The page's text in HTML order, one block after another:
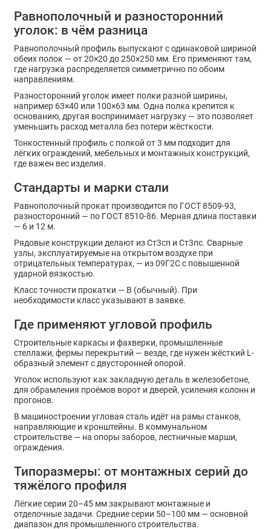
Равнополочный и разносторонний
уголок: в чём разница
Равнополочный профиль выпускают с одинаковой шириной
обеих полок — от 20×20 до 250×250 мм. Его применяют там,
где нагрузка распределяется симметрично по обоим
направлениям.
Разносторонний уголок имеет полки разной ширины,
например 63×40 или 100×63 мм. Одна полка крепится к
основанию, другая воспринимает нагрузку — это позволяет
уменьшить расход металла без потери жёсткости.
Тонкостенный профиль с полкой от 3 мм подходит для
лёгких ограждений, мебельных и монтажных конструкций,
где важен вес изделия.
Стандарты и марки стали
Равнополочный прокат производится по ГОСТ 8509-93,
разносторонний — по ГОСТ 8510-86. Мерная длина поставки
— 6 и 12 м.
Рядовые конструкции делают из Ст3сп и Ст3пс. Сварные
узлы, эксплуатируемые на открытом воздухе при
отрицательных температурах, — из 09Г2С с повышенной
ударной вязкостью.
Класс точности прокатки — В (обычный). При
необходимости класс указывают в заявке.
Где применяют угловой профиль
Строительные каркасы и фахверки, промышленные
стеллажи, фермы перекрытий — везде, где нужен жёсткий L-
образный элемент с двусторонней опорой.
Уголок используют как закладную деталь в железобетоне,
для обрамления проёмов ворот и дверей, усиления колонн и
прогонов.
В машиностроении угловая сталь идёт на рамы станков,
направляющие и кронштейны. В коммунальном
строительстве — на опоры заборов, лестничные марши,
ограждения.
Типоразмеры: от монтажных серий до
тяжёлого профиля
Лёгкие серии 20–45 мм закрывают монтажные и
отделочные задачи. Средние серии 50–100 мм — основной
диапазон для промышленного строительства.